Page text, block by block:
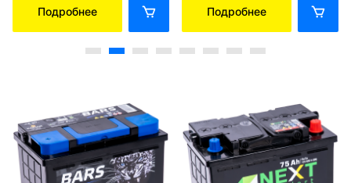
Подробнее Подробнее